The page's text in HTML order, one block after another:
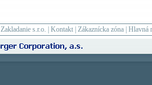
Zakladanie s.r.o. Kontakt Zákaznícka zóna Hlavná